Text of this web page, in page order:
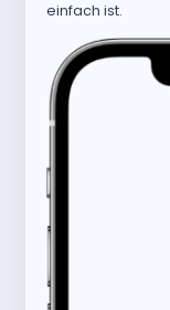
einfach ist.